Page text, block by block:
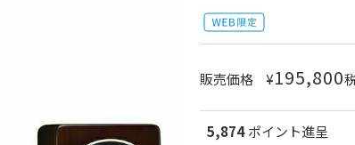
販売価格 ¥195,800
5,874 ポイント進呈